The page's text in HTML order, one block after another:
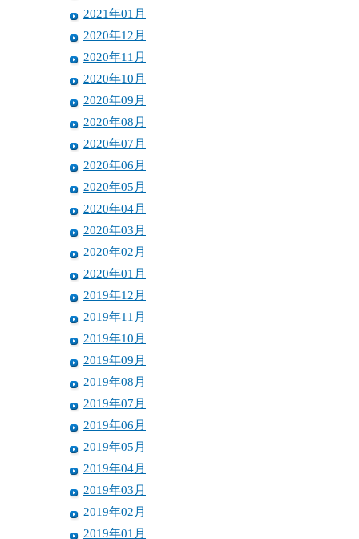
2021年01月
2020年12月
2020年11月
2020年10月
2020年09月
2020年08月
2020年07月
2020年06月
2020年05月
2020年04月
2020年03月
2020年02月
2020年01月
2019年12月
2019年11月
2019年10月
2019年09月
2019年08月
2019年07月
2019年06月
2019年05月
2019年04月
2019年03月
2019年02月
2019年01月